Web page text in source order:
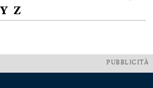
Y Z
PUBBLICITÀ